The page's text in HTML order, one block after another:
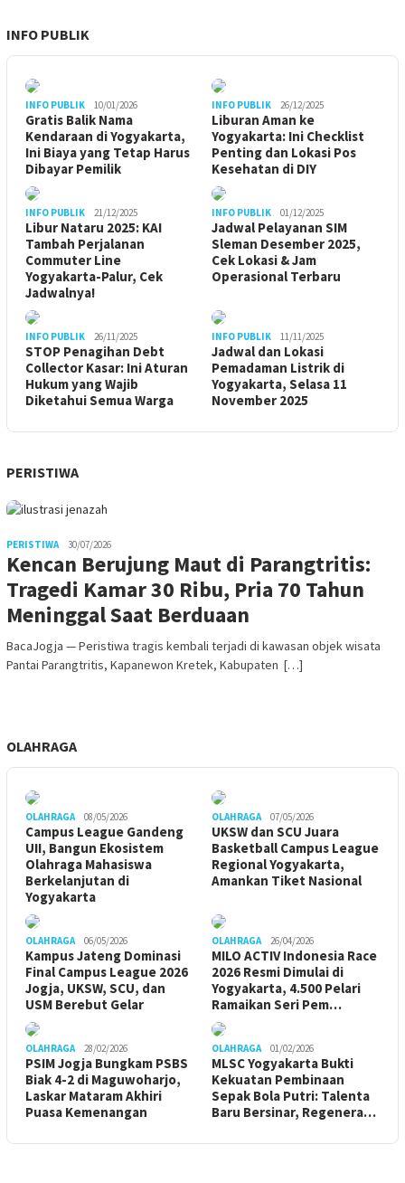
INFO PUBLIK
INFO PUBLIK 10/01/2026
Gratis Balik Nama
Kendaraan di Yogyakarta,
Ini Biaya yang Tetap Harus
Dibayar Pemilik
INFO PUBLIK 26/12/2025
Liburan Aman ke
Yogyakarta: Ini Checklist
Penting dan Lokasi Pos
Kesehatan di DIY
INFO PUBLIK 21/12/2025
Libur Nataru 2025: KAI
Tambah Perjalanan
Commuter Line
Yogyakarta-Palur, Cek
Jadwalnya!
INFO PUBLIK 01/12/2025
Jadwal Pelayanan SIM
Sleman Desember 2025,
Cek Lokasi & Jam
Operasional Terbaru
INFO PUBLIK 26/11/2025
STOP Penagihan Debt
Collector Kasar: Ini Aturan
Hukum yang Wajib
Diketahui Semua Warga
INFO PUBLIK 11/11/2025
Jadwal dan Lokasi
Pemadaman Listrik di
Yogyakarta, Selasa 11
November 2025
PERISTIWA
PERISTIWA 30/07/2026
Kencan Berujung Maut di Parangtritis:
Tragedi Kamar 30 Ribu, Pria 70 Tahun
Meninggal Saat Berduaan
BacaJogja — Peristiwa tragis kembali terjadi di kawasan objek wisata
Pantai Parangtritis, Kapanewon Kretek, Kabupaten […]
OLAHRAGA
OLAHRAGA 08/05/2026
Campus League Gandeng
UII, Bangun Ekosistem
Olahraga Mahasiswa
Berkelanjutan di
Yogyakarta
OLAHRAGA 07/05/2026
UKSW dan SCU Juara
Basketball Campus League
Regional Yogyakarta,
Amankan Tiket Nasional
OLAHRAGA 06/05/2026
Kampus Jateng Dominasi
Final Campus League 2026
Jogja, UKSW, SCU, dan
USM Berebut Gelar
OLAHRAGA 26/04/2026
MILO ACTIV Indonesia Race
2026 Resmi Dimulai di
Yogyakarta, 4.500 Pelari
Ramaikan Seri Pem…
OLAHRAGA 28/02/2026
PSIM Jogja Bungkam PSBS
Biak 4-2 di Maguwoharjo,
Laskar Mataram Akhiri
Puasa Kemenangan
OLAHRAGA 01/02/2026
MLSC Yogyakarta Bukti
Kekuatan Pembinaan
Sepak Bola Putri: Talenta
Baru Bersinar, Regenera…